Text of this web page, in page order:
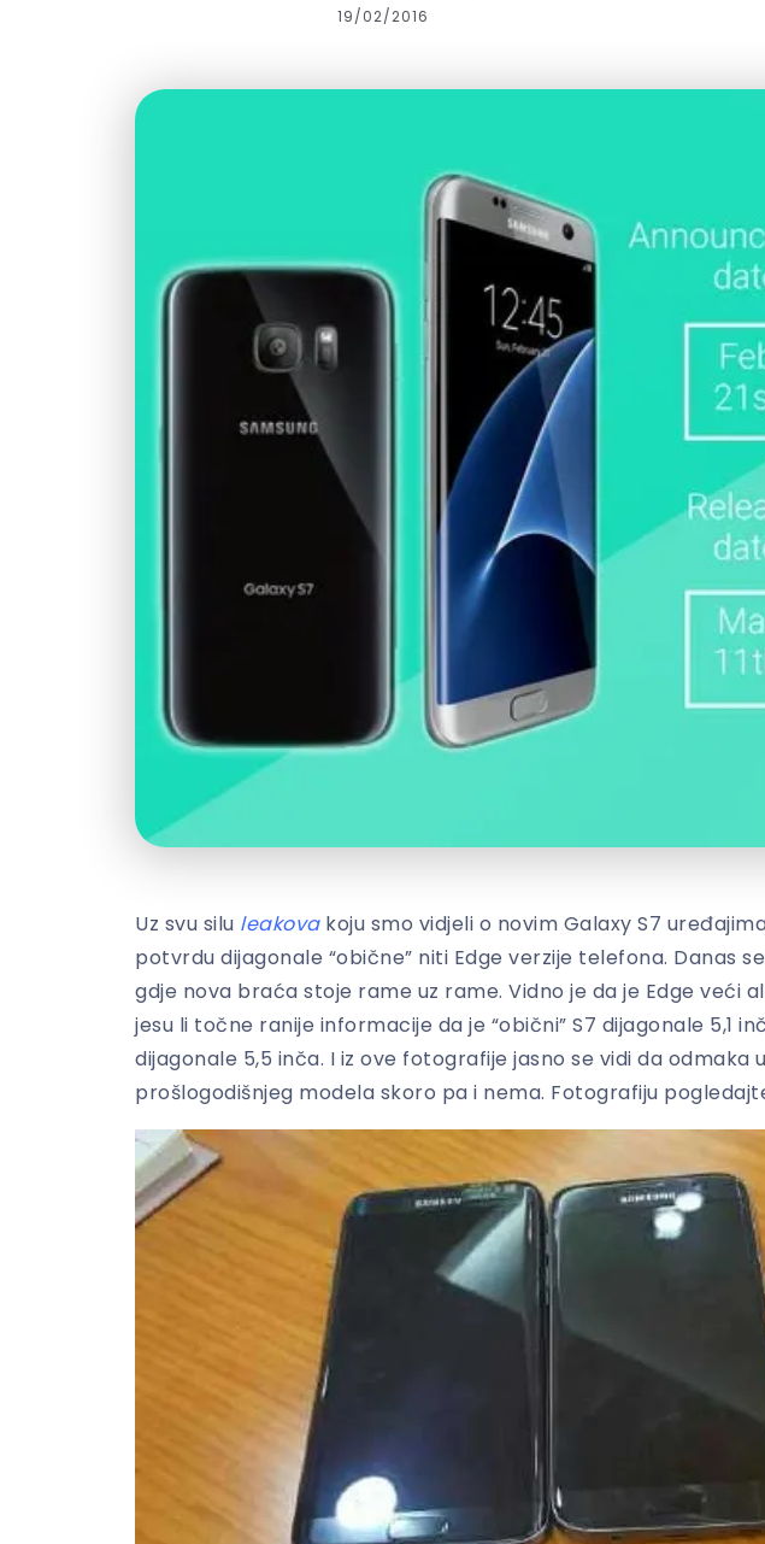
19/02/2016
Uz svu silu leakovakoju smo vidjeli o novim Galaxy S7
potvrdu dijagonale “obične” niti Edge verzije telefona. Danas
gdje nova braća stoje rame uz rame. Vidno je da je Edge veći
jesu li točne ranije informacije da je “obični” S7 dijagonale 5,1
dijagonale 5,5 inča. I iz ove fotografije jasno se vidi da odmaka
prošlogodišnjeg modela skoro pa i nema. Fotografiju